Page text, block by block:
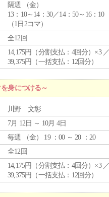
隔週 （金）
13：10～14：30／14：50～16：10
（1日2コマ）
全12回
14,175円（分割支払：4回分）×3
39,375円（一括支払：12回分）
身につける～
川野 文彰
7月 12日 ～ 10月 4日
毎週 （金） 19 ：00 ～ 20 ：20
全12回
14,175円（分割支払：4回分）×3
39,375円（一括支払：12回分）